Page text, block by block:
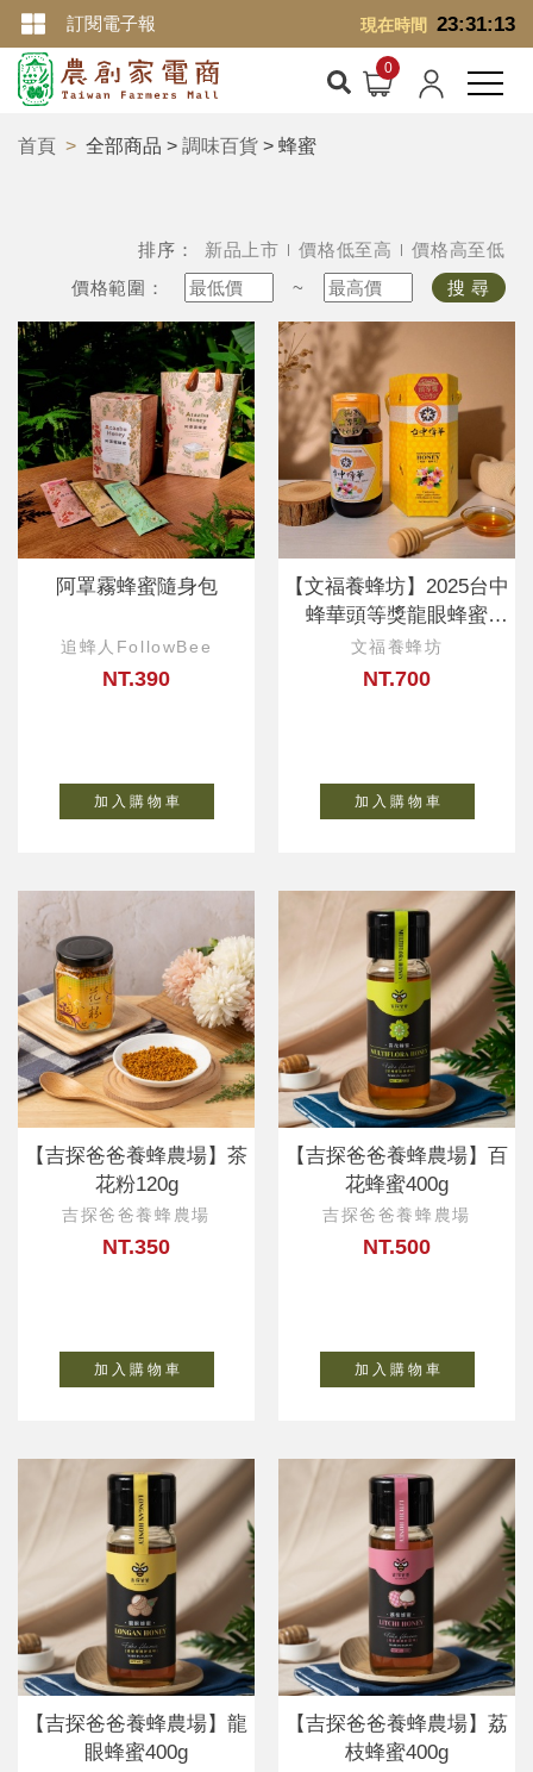
現在時間 23:31:14
訂閱電子報
首頁 全部商品 > 調味百貨 > 蜂蜜
排序： 新品上市 價格低至高
價格高至低
價格範圍：
~ 搜 尋
阿罩霧蜂蜜隨身包
追蜂人FollowBee
NT.390
加 入 購 物 車
【文福養蜂坊】2025台中
蜂華頭等獎龍眼蜂蜜
700g-陳忠鴻
文福養蜂坊
NT.700
加 入 購 物 車
【吉探爸爸養蜂農場】茶
花粉120g
吉探爸爸養蜂農場
NT.350
加 入 購 物 車
【吉探爸爸養蜂農場】百
花蜂蜜400g
吉探爸爸養蜂農場
NT.500
加 入 購 物 車
【吉探爸爸養蜂農場】龍
眼蜂蜜400g
【吉探爸爸養蜂農場】荔
枝蜂蜜400g